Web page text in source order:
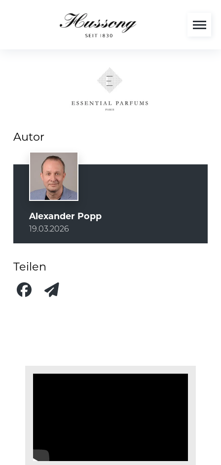
Autor
Alexander Popp
19.03.2026
Teilen